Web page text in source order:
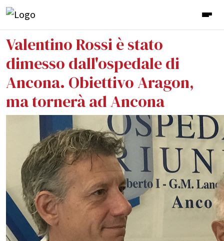
Valentino Rossi è stato
dimesso dall'ospedale di
Ancona. Obiettivo Aragon,
ma tornerà ad Ancona